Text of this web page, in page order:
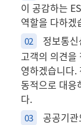
이 공감하는
역할을 다하겠
02
정보통
고객의 의견을
영하겠습니다.
동적으로 대응
다.
03
공공기